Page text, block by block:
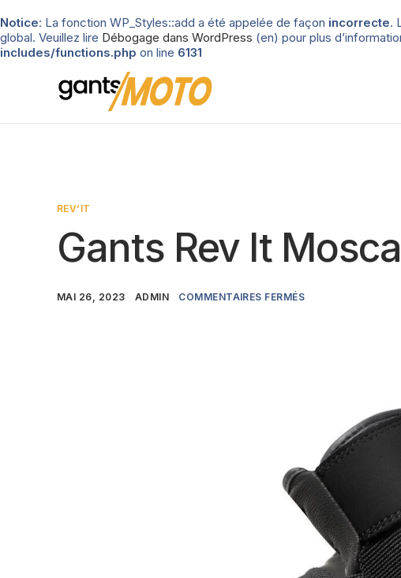
Notice: La fonction WP_Styles::add a été appelée de façon incorrecte.
global. Veuillez lire Débogage dans WordPress (en) pour plus
includes/functions.php on line 6131
REV’IT
Gants Rev It
MAI 26, 2023 ADMIN COMMENTAIRES FERMÉS